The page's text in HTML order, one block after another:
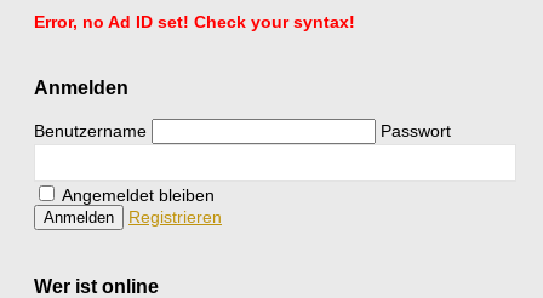
Error, no Ad ID set! Check your syntax!
Anmelden
Benutzername Passwort
Angemeldet bleiben
Registrieren
Wer ist online